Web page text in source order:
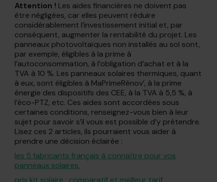
Attention ! Les aides financières ne doivent pas
être négligées, car elles peuvent réduire
considérablement l’investissement initial et, par
conséquent, augmenter la rentabilité du projet. Les
panneaux photovoltaïques non installés au sol sont,
par exemple, éligibles à la prime à
l’autoconsommation, à l’obligation d’achat et à la
TVA à 10 %. Les panneaux solaires thermiques, quant
à eux, sont éligibles à MaPrimeRénov’, à la prime
énergie des dispositifs des CEE, à la TVA à 5,5 %, à
l’éco-PTZ, etc. Ces aides sont accordées sous
certaines conditions, renseignez-vous bien à leur
sujet pour savoir s’il vous est possible d’y prétendre.
Lisez ces 2 articles, ils pourraient vous aider à
prendre une décision éclairée :
les 5 fabricants français à connaître pour vos
panneaux solaires.
prix kit solaire : comparatif et meilleur tarif